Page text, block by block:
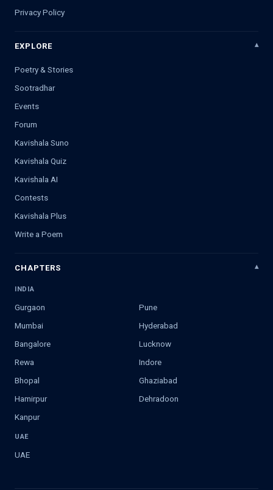
Privacy Policy
EXPLORE
Poetry & Stories
Sootradhar
Events
Forum
Kavishala Suno
Kavishala Quiz
Kavishala AI
Contests
Kavishala Plus
Write a Poem
CHAPTERS
INDIA
Gurgaon
Pune
Mumbai
Hyderabad
Bangalore
Lucknow
Rewa
Indore
Bhopal
Ghaziabad
Hamirpur
Dehradoon
Kanpur
UAE
UAE